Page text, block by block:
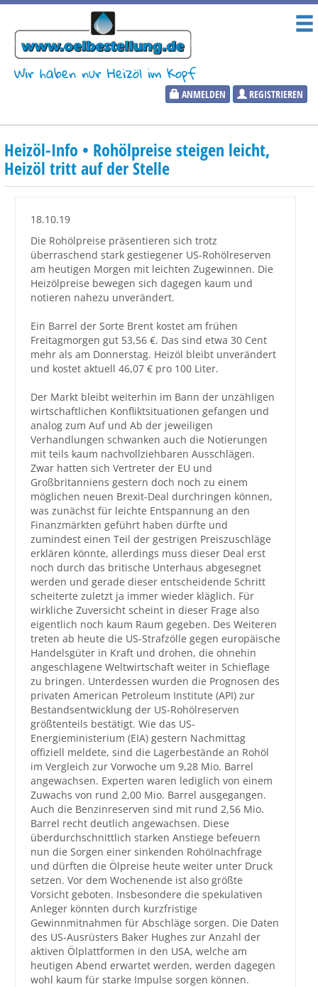
Wir haben nur Heizöl im Kopf
ANMELDEN REGISTRIEREN
Heizölpreise
Aktueller Heizölpreis
Marktinformationen
Wunschpreis Benachrichtigung
Großbestellungen
Service
Händler
Hilfe und Kontakt
Shop
Heizöl-Info • Rohölpreise steigen leicht,
Heizöl tritt auf der Stelle
18.10.19
Die Rohölpreise präsentieren sich trotz
überraschend stark gestiegener US-Rohölreserven
am heutigen Morgen mit leichten Zugewinnen. Die
Heizölpreise bewegen sich dagegen kaum und
notieren nahezu unverändert.
Ein Barrel der Sorte Brent kostet am frühen
Freitagmorgen gut 53,56 €. Das sind etwa 30 Cent
mehr als am Donnerstag. Heizöl bleibt unverändert
und kostet aktuell 46,07 € pro 100 Liter.
Der Markt bleibt weiterhin im Bann der unzähligen
wirtschaftlichen Konfliktsituationen gefangen und
analog zum Auf und Ab der jeweiligen
Verhandlungen schwanken auch die Notierungen
mit teils kaum nachvollziehbaren Ausschlägen.
Zwar hatten sich Vertreter der EU und
Großbritanniens gestern doch noch zu einem
möglichen neuen Brexit-Deal durchringen können,
was zunächst für leichte Entspannung an den
Finanzmärkten geführt haben dürfte und
zumindest einen Teil der gestrigen Preiszuschläge
erklären könnte, allerdings muss dieser Deal erst
noch durch das britische Unterhaus abgesegnet
werden und gerade dieser entscheidende Schritt
scheiterte zuletzt ja immer wieder kläglich. Für
wirkliche Zuversicht scheint in dieser Frage also
eigentlich noch kaum Raum gegeben. Des Weiteren
treten ab heute die US-Strafzölle gegen europäische
Handelsgüter in Kraft und drohen, die ohnehin
angeschlagene Weltwirtschaft weiter in Schieflage
zu bringen. Unterdessen wurden die Prognosen des
privaten American Petroleum Institute (API) zur
Bestandsentwicklung der US-Rohölreserven
größtenteils bestätigt. Wie das US-
Energieministerium (EIA) gestern Nachmittag
offiziell meldete, sind die Lagerbestände an Rohöl
im Vergleich zur Vorwoche um 9,28 Mio. Barrel
angewachsen. Experten waren lediglich von einem
Zuwachs von rund 2,00 Mio. Barrel ausgegangen.
Auch die Benzinreserven sind mit rund 2,56 Mio.
Barrel recht deutlich angewachsen. Diese
überdurchschnittlich starken Anstiege befeuern
nun die Sorgen einer sinkenden Rohölnachfrage
und dürften die Ölpreise heute weiter unter Druck
setzen. Vor dem Wochenende ist also größte
Vorsicht geboten. Insbesondere die spekulativen
Anleger könnten durch kurzfristige
Gewinnmitnahmen für Abschläge sorgen. Die Daten
des US-Ausrüsters Baker Hughes zur Anzahl der
aktiven Ölplattformen in den USA, welche am
heutigen Abend erwartet werden, werden dagegen
wohl kaum für starke Impulse sorgen können.